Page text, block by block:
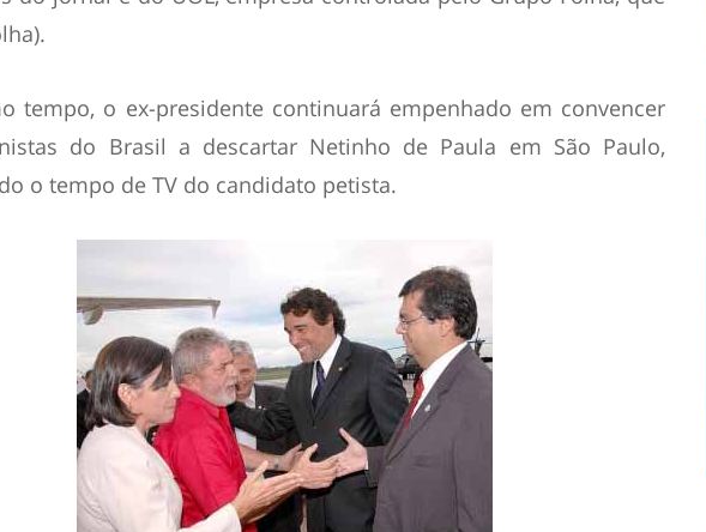
tempo, o ex-presidente continuará empenhado em convencer
do Brasil a descartar Netinho de Paula em São Paulo,
o tempo de TV do candidato petista.